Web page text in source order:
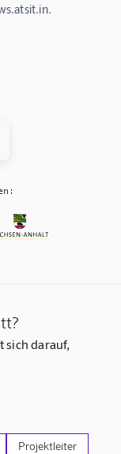
sich darauf,
Projektleiter